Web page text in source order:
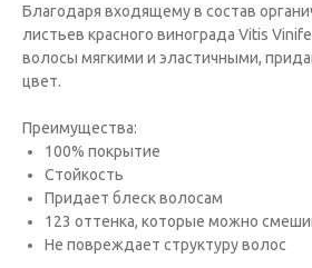
Благодаря входящему в состав
листьев красного винограда Vitis
волосы мягкими и эластичными,
цвет.
Преимущества:
100% покрытие
Стойкость
Придает блеск волосам
123 оттенка, которые можно
Не повреждает структуру волос